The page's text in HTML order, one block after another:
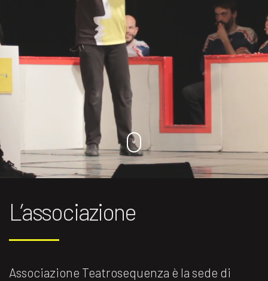
L’associazione
Associazione Teatrosequenza è la sede di